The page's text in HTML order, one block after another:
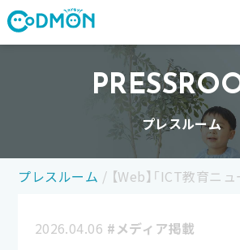
プレスルーム
プレスルーム / 【Web】「ICT教育
2026.04.06 #メディア掲載